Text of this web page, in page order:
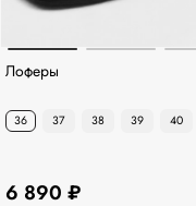
Лоферы
36 37 38 39 40
6 890 ₽